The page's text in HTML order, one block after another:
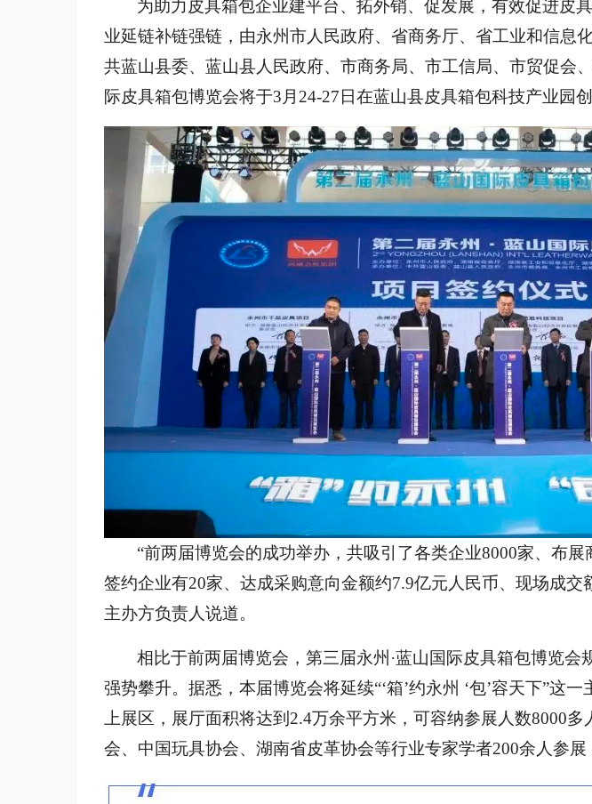
为助力皮具箱包企业建平台、拓外销、促发展，有效促进皮
业延链补链强链，由永州市人民政府、省商务厅、省工业和信息
共蓝山县委、蓝山县人民政府、市商务局、市工信局、市贸促会
际皮具箱包博览会将于3月24-27日在蓝山县皮具箱包科技产业园
“前两届博览会的成功举办，共吸引了各类企业8000家、布
签约企业有20家、达成采购意向金额约7.9亿元人民币、现场成交
主办方负责人说道。
相比于前两届博览会，第三届永州 ·蓝山国际皮具箱包博览
强势攀升。据悉，本届博览会将延续“‘箱’约永州 ‘包’容天下”这
上展区，展厅面积将达到2.4万余平方米，可容纳参展人数8000
会、中国玩具协会、湖南省皮革协会等行业专家学者200余人参展